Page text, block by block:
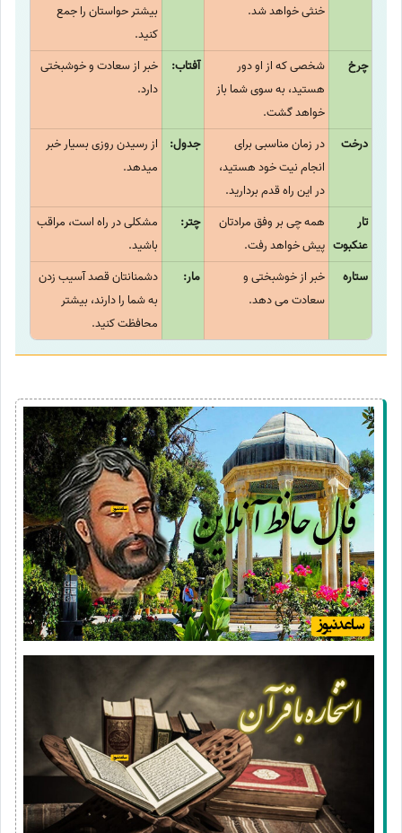
خنثی خواهد شد.
بیشتر حواستان را جمع
کنید.
چرخ
شخصی که از او دور
هستید، به سوی شما باز
خواهد گشت.
آفتاب:
خبر از سعادت و خوشبختی
دارد.
درخت
در زمان مناسبی برای
انجام نیت خود هستید،
در این راه قدم بردارید.
جدول:
از رسیدن روزی بسیار خبر
میدهد.
تار
عنکبوت
همه چی بر وفق مرادتان
پیش خواهد رفت.
چتر:
مشکلی در راه است، مراقب
باشید.
ستاره
خبر از خوشبختی و
سعادت می دهد.
مار:
دشمنانتان قصد آسیب زدن
به شما را دارند، بیشتر
محافظت کنید.